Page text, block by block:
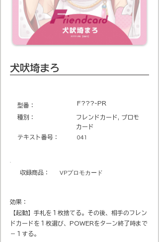
犬吠埼まろ
​型番​： F???-PR
種別：
フレンドカード, プロモ
カード
テキスト番号​：
041
収録商品​： VPプロモカード
効果：
【起動】手札を１枚捨てる。その後、相手のフレン
ドカードを１枚選び、POWERをターン終了時まで
－１する。